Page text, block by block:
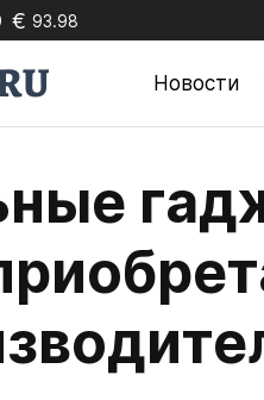
€ 93.98
Новости